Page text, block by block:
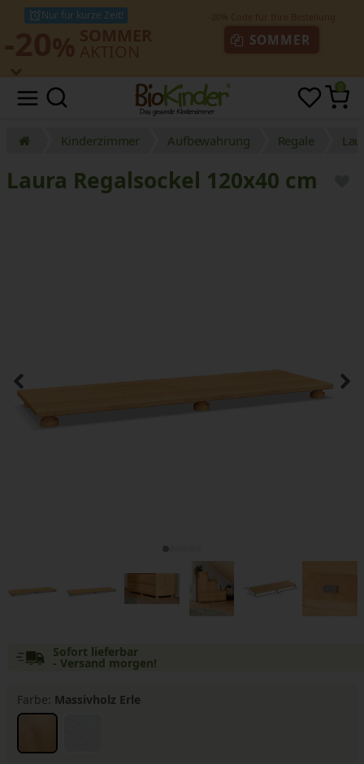
Nur für kurze Zeit!
SOMMER
0
Kinderzimmer Aufbewahrung Regale
Laura Regalsockel 120x40 cm
Sofort lieferbar
- Versand morgen!
Farbe: Massivholz Erle